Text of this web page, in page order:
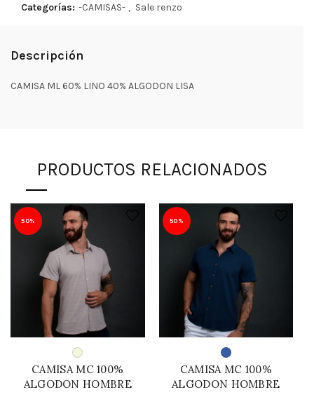
Categorías: -CAMISAS- , Sale renzo
Descripción
CAMISA ML 60% LINO 40% ALGODON LISA
PRODUCTOS RELACIONADOS
50%
CAMISA MC 100%
ALGODON HOMBRE
50%
CAMISA MC 100%
ALGODON HOMBRE